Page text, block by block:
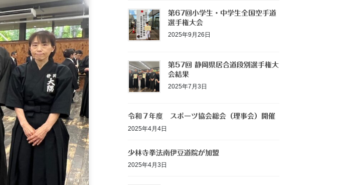
第67回小学生・中学生全国空手道
選手権大会
2025年9月26日
第57回 静岡県居合道段別選手権大
会結果
2025年7月3日
令和７年度 スポーツ協会総会（理事会）開催
2025年4月4日
少林寺拳法南伊豆道院が加盟
2025年4月3日